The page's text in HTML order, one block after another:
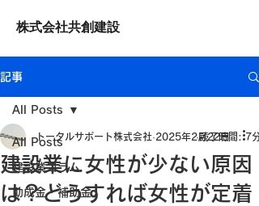
株式会社共創建設
記事
All Posts
建設業コラム
助成金・補助金
All Posts
建設業に女性が少ない原因
は？どうすれば女性が定着
トータルサポート株式会社 2025年2月22日読了時間: 7分